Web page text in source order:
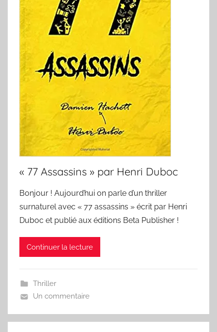
« 77 Assassins » par Henri Duboc
Bonjour ! Aujourd’hui on parle d’un thriller
surnaturel avec « 77 assassins » écrit par Henri
Duboc et publié aux éditions Beta Publisher !
Continuer la lecture
Thriller
Un commentaire